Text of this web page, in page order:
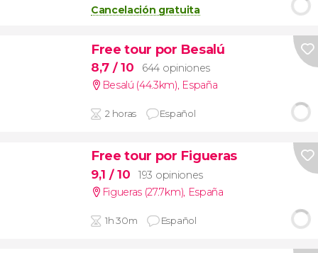
Cancelación gratuita
Free tour por Besalú
8,7 / 10
644 opiniones
Besalú (44.3km), España
2 horas Español
Free tour por Figueras
9,1 / 10
193 opiniones
Figueras (27.7km), España
1h 30m Español